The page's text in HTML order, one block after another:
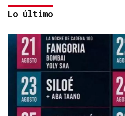
SEIS AÑOS
Lo último